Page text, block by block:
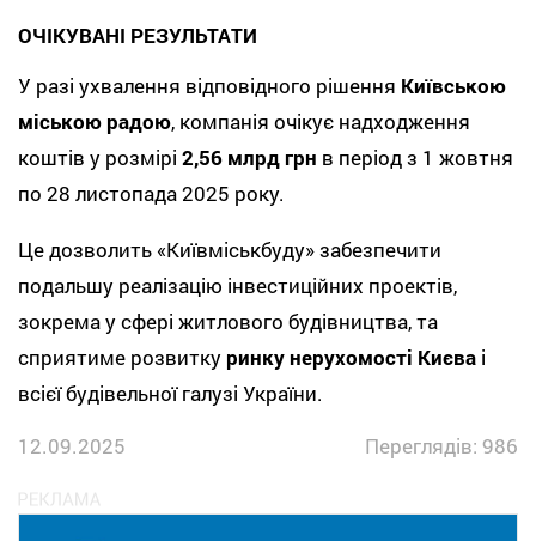
ОЧІКУВАНІ РЕЗУЛЬТАТИ
У разі ухвалення відповідного рішення Київською
міською радою, компанія очікує надходження
коштів у розмірі 2,56 млрд грн в період з 1 жовтня
по 28 листопада 2025 року.
Це дозволить «Київміськбуду» забезпечити
подальшу реалізацію інвестиційних проектів,
зокрема у сфері житлового будівництва, та
сприятиме розвитку ринку нерухомості Києва і
всієї будівельної галузі України.
12.09.2025
Переглядів: 986